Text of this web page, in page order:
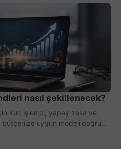
nasıl şekillenecek?
kur, işlemci, yapay zeka ve
uygun modeli doğru